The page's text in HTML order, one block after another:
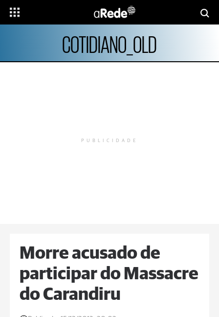
COTIDIANO_OLD
PUBLICIDADE
Morre acusado de
participar do Massacre
do Carandiru